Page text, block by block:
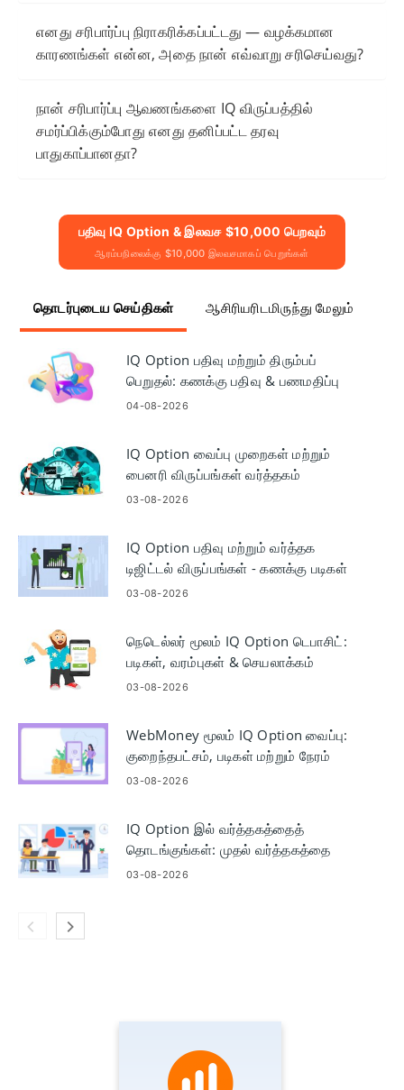
எனது சரிபார்ப்பு நிராகரிக்கப்பட்டது — வழக்கமான
காரணங்கள் என்ன, அதை நான் எவ்வாறு சரிசெய்வது?
நான் சரிபார்ப்பு ஆவணங்களை IQ விருப்பத்தில்
சமர்ப்பிக்கும்போது எனது தனிப்பட்ட தரவு
பாதுகாப்பானதா?
பதிவு IQ Option & இலவச $10,000 பெறவும்
ஆரம்பநிலைக்கு $10,000 இலவசமாகப் பெறுங்கள்
தொடர்புடைய செய்திகள் ஆசிரியரிடமிருந்து மேலும்
IQ Option பதிவு மற்றும் திரும்பப்
பெறுதல்: கணக்கு பதிவு & பணமதிப்பு
நீக்கம்
04-08-2026
IQ Option வைப்பு முறைகள் மற்றும்
பைனரி விருப்பங்கள் வர்த்தகம்
03-08-2026
IQ Option பதிவு மற்றும் வர்த்தக
டிஜிட்டல் விருப்பங்கள் - கணக்கு படிகள்
03-08-2026
நெடெல்லர் மூலம் IQ Option டெபாசிட்:
படிகள், வரம்புகள் & செயலாக்கம்
03-08-2026
WebMoney மூலம் IQ Option வைப்பு:
குறைந்தபட்சம், படிகள் மற்றும் நேரம்
03-08-2026
IQ Option இல் வர்த்தகத்தைத்
தொடங்குங்கள்: முதல் வர்த்தகத்தை
வைப்பதற்கான தொடக்க நிலைகள்
03-08-2026